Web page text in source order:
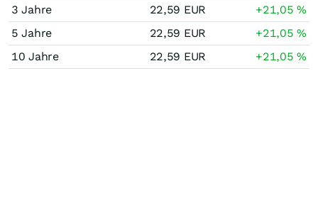
3 Jahre
22,59 EUR +21,05%
5 Jahre
22,59 EUR +21,05%
10 Jahre
22,59 EUR +21,05%